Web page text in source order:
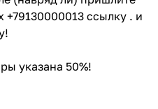
ссылку . и
указана 50%!